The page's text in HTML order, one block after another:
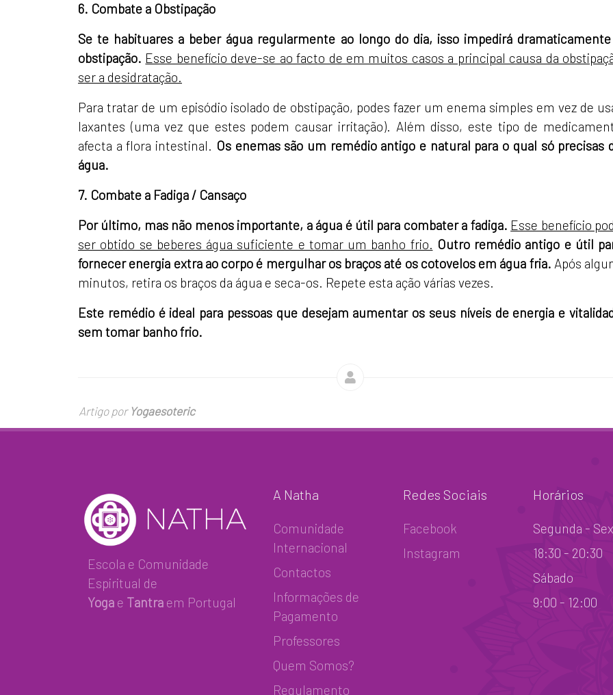
6. Combate a Obstipação
Se te habituares a beber água regularmente ao longo do dia, isso impedirá
obstipação. Esse benefício deve-se ao facto de em muitos casos a principal causa da
ser a desidratação.
Para tratar de um episódio isolado de obstipação, podes fazer um enema simples em vez de
laxantes (uma vez que estes podem causar irritação). Além disso, este tipo de
afecta a flora intestinal. Os enemas são um remédio antigo e natural para o qual só precisas
água.
7. Combate a Fadiga / Cansaço
Por último, mas não menos importante, a água é útil para combater a fadiga. Esse benefício
ser obtido se beberes água suficiente e tomar um banho frio. Outro remédio antigo e útil
fornecer energia extra ao corpo é mergulhar os braços até os cotovelos em água fria. Após
minutos, retira os braços da água e seca-os. Repete esta ação várias vezes.
Este remédio é ideal para pessoas que desejam aumentar os seus níveis de energia e
sem tomar banho frio.
Artigo por Yogaesoteric
Escola e Comunidade
Espiritual de
Yoga e Tantra em Portugal
A Natha
Comunidade
Internacional
Contactos
Informações de
Pagamento
Professores
Quem Somos?
Regulamento
Redes Sociais
Facebook
Instagram
Horários
Segunda -
18:30 - 20:30
Sábado
9:00 - 12:00